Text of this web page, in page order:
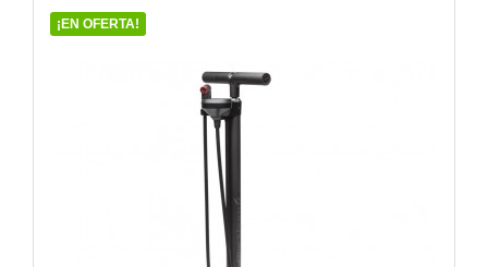
¡EN OFERTA!